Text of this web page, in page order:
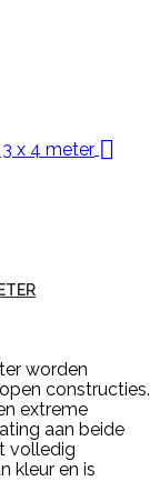

worden
constructies.
extreme
aan beide
volledig
kleur en is